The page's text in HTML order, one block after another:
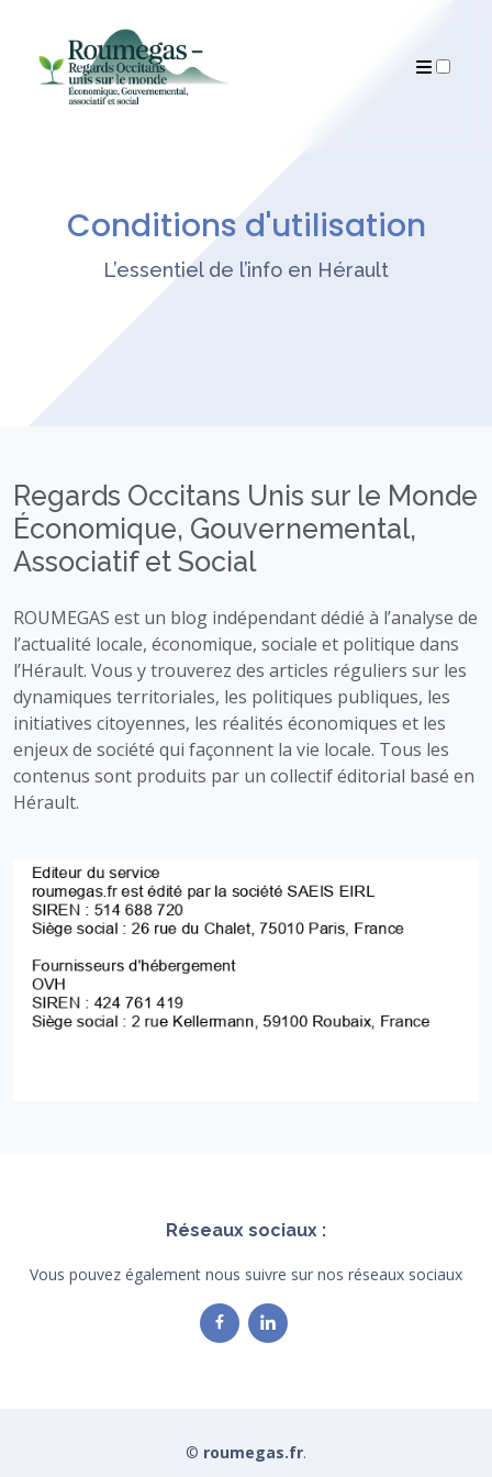
Conditions d'utilisation
L’essentiel de l’info en Hérault
Regards Occitans Unis sur le Monde
Économique, Gouvernemental,
Associatif et Social
ROUMEGAS est un blog indépendant dédié à l’analyse de
l’actualité locale, économique, sociale et politique dans
l’Hérault. Vous y trouverez des articles réguliers sur les
dynamiques territoriales, les politiques publiques, les
initiatives citoyennes, les réalités économiques et les
enjeux de société qui façonnent la vie locale. Tous les
contenus sont produits par un collectif éditorial basé en
Hérault.
Réseaux sociaux :
Vous pouvez également nous suivre sur nos réseaux sociaux
© roumegas.fr.